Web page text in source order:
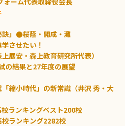
訣」●桜蔭・開成・灘
させたい！
展安・森上教育研究所代表）
の結果と27年度の展望
縮小時代」の新常識（井沢 秀・大
ランキングベスト200校
校ランキング2282校